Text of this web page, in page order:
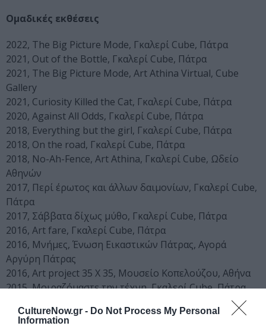
CultureNow.gr - Do Not Process My Personal
Information
Ομαδικές εκθέσεις
2022, The Big Picture Mode, Γκαλερί Cube, Πάτρα
2021, Out of the Bottle, Γκαλερί Cube, Πάτρα
2021, The Big Picture Mode, Art Athina Virtual, Cube
Gallery
2021, Curiosity Killed the Cat, Γκαλερί Cube, Πάτρα
2020, Against All Odds, Γκαλερί Cube, Πάτρα
2018, Everything but the girl, Γκαλερί Cube, Πάτρα
2018, On the road, Γκαλερί Cube, Πάτρα
2018, No-Ah-Fence, Art Athina, Γκαλερί Cube, Ωδείο
Αθηνών
2017, Περί έρωτος και άλλων δαιμονίων, Γκαλερί Cube,
Πάτρα
2017, Σάββατα δίχως μύθο, Γκαλερί Cube, Πάτρα
2016, Art fare, Γκαλερί Cube, Πάτρα
2016, Μνήμες, Ένωση Εικαστικών Πάτρας, Αγορά
Αργύρη Πάτρας
2016, Art project 35 X 35, Μουσείο Κοπελούζου, Αθήνα
2015, Μοιραζόμαστε την τέχνη, Γκαλερί Cube, Πάτρα
2014, Τιμή στο Δάσκαλο, Διεθνές Φεστιβάλ Πάτρας,
Αγορά Αργύρη Πάτρα